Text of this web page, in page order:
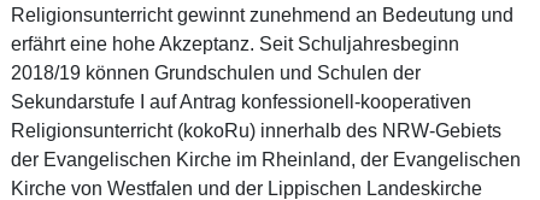
Religionsunterricht gewinnt zunehmend an Bedeutung und
erfährt eine hohe Akzeptanz. Seit Schuljahresbeginn
2018/19 können Grundschulen und Schulen der
Sekundarstufe I auf Antrag konfessionell-kooperativen
Religionsunterricht (kokoRu) innerhalb des NRW-Gebiets
der Evangelischen Kirche im Rheinland, der Evangelischen
Kirche von Westfalen und der Lippischen Landeskirche